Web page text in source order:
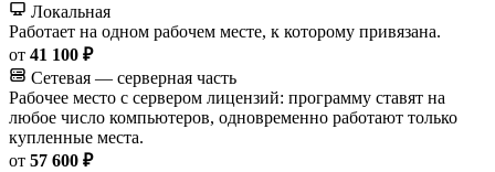
Локальная
Работает на одном рабочем месте, к которому привязана.
от 41 100 ₽
Сетевая — серверная часть
Рабочее место с сервером лицензий: программу ставят на
любое число компьютеров, одновременно работают только
купленные места.
от 57 600 ₽